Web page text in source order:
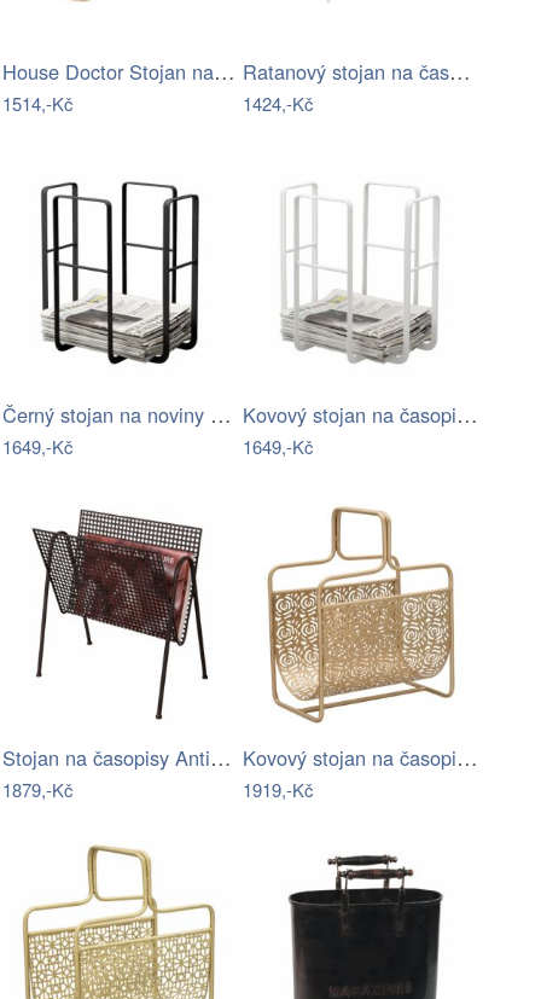
House Doctor Stojan na časopisy Wave
1514,-Kč
Ratanový stojan na časopisy Kave Home…
1424,-Kč
Černý stojan na noviny YAMAZAKI Tower
1649,-Kč
Kovový stojan na časopisy Tower –…
1649,-Kč
Stojan na časopisy Antic Line Fer, 38,5…
1879,-Kč
Kovový stojan na časopisy Glam Rose -…
1919,-Kč